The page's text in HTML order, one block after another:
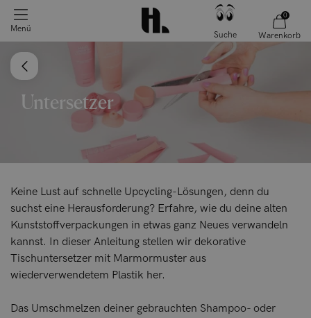
Menü
Suche
0
Warenkorb
Untersetzer
Keine Lust auf schnelle Upcycling-Lösungen, denn du
suchst eine Herausforderung? Erfahre, wie du deine alten
Kunststoffverpackungen in etwas ganz Neues verwandeln
kannst. In dieser Anleitung stellen wir dekorative
Tischuntersetzer mit Marmormuster aus
wiederverwendetem Plastik her.
Das Umschmelzen deiner gebrauchten Shampoo- oder